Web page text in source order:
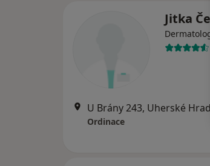
Jitka
U Brány 243, Uherské
Ordinace